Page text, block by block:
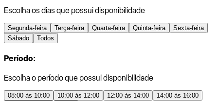
Escolha os dias que possui disponibilidade
Segunda-feira Terça-feira Quarta-feira Quinta-feira
Sexta-feira
Sábado
Todos
Período:
Escolha o período que possui disponibilidade
08:00 às 10:00 10:00 às 12:00 12:00 às 14:00
14:00 às 16:00